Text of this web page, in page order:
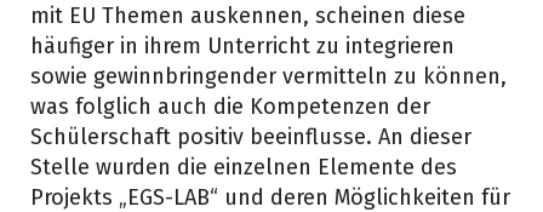
mit EU Themen auskennen, scheinen diese
häufiger in ihrem Unterricht zu integrieren
sowie gewinnbringender vermitteln zu können,
was folglich auch die Kompetenzen der
Schülerschaft positiv beeinflusse. An dieser
Stelle wurden die einzelnen Elemente des
Projekts „EGS-LAB“ und deren Möglichkeiten für